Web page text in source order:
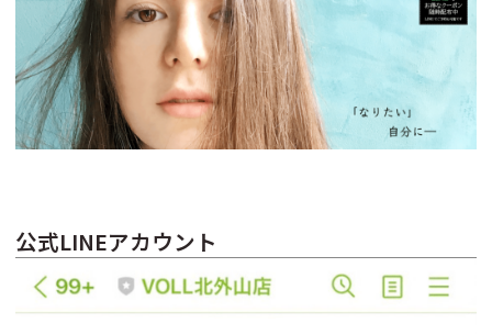
公式LINEアカウント